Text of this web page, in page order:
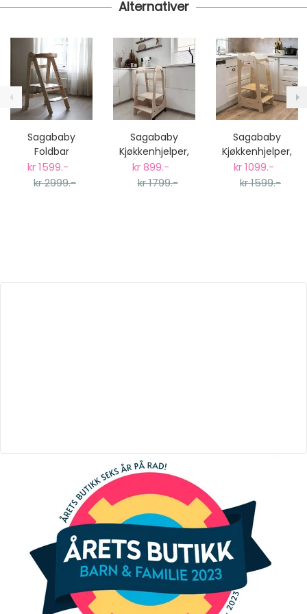
Alternativer
Sagababy
Foldbar
Kjøkkenhjelper -
Natur
kr 1599.-
kr 2999.-
Sagababy
Kjøkkenhjelper,
Natural Limited
Edition
kr 899.-
kr 1799.-
Sagababy
Kjøkkenhjelper,
Original - Natur
kr 1099.-
kr 1599.-